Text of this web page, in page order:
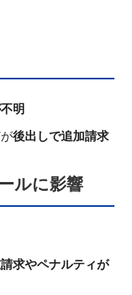
明
後出しで追加請求
ルに影響
求やペナルティが